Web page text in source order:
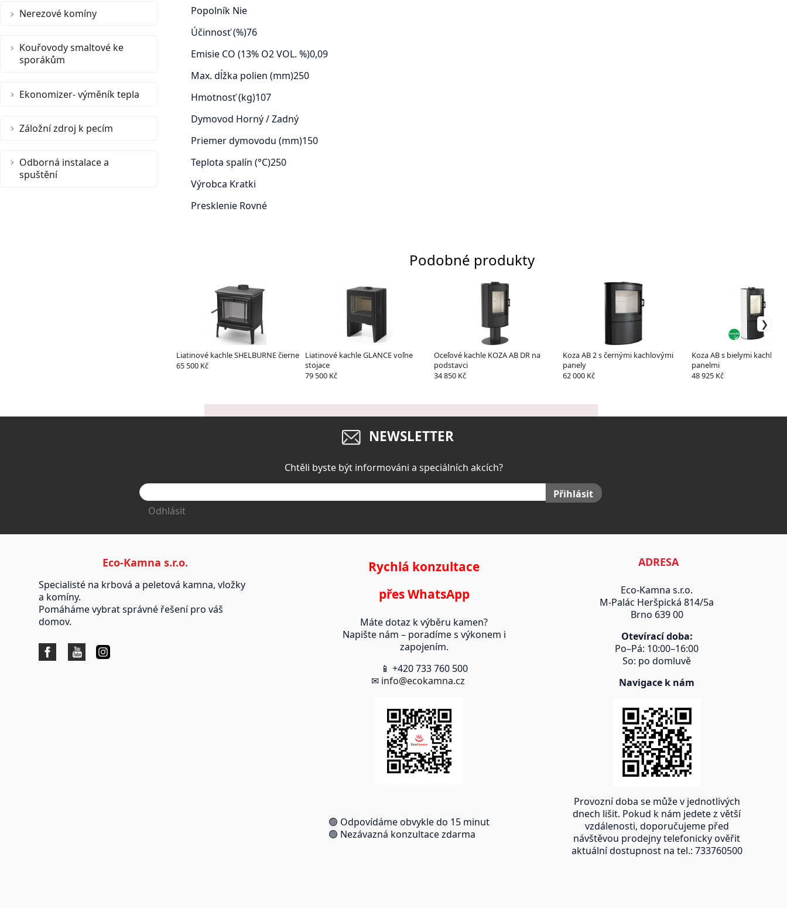
Nerezové komíny
Kouřovody smaltové ke
sporákům
Ekonomizer- výměník tepla
Záložní zdroj k pecím
Odborná instalace a
spuštění
Popolník Nie
Účinnosť (%)76
Emisie CO (13% O2 VOL. %)0,09
Max. dĺžka polien (mm)250
Hmotnosť (kg)107
Dymovod Horný / Zadný
Priemer dymovodu (mm)150
Teplota spalín (°C)250
Výrobca Kratki
Presklenie Rovné
Podobné produkty
Liatinové kachle SHELBURNE čierne
65 500 Kč
Liatinové kachle GLANCE voľne
stojace
79 500 Kč
Oceľové kachle KOZA AB DR na
podstavci
34 850 Kč
Koza AB 2 s černými kachlovými
panely
62 000 Kč
Koza AB s bielymi
panelmi
48 925 Kč
NEWSLETTER
Chtěli byste být informováni a speciálních akcích?
Přihlásit
Odhlásit
Eco-Kamna s.r.o.
Specialisté na krbová a peletová kamna, vložky
a komíny.
Pomáháme vybrat správné řešení pro váš
domov.
Rychlá konzultace
přes WhatsApp
Máte dotaz k výběru kamen?
Napište nám – poradíme s výkonem i
zapojením.
📱 +420 733 760 500
✉ info@ecokamna.cz
🟢 Odpovídáme obvykle do 15 minut
🟢 Nezávazná konzultace zdarma
ADRESA
Eco-Kamna s.r.o.
M-Palác Heršpická 814/5a
Brno 639 00
Otevírací doba:
Po–Pá: 10:00–16:00
So: po domluvě
Navigace k nám
Provozní doba se může v jednotlivých
dnech lišit. Pokud k nám jedete z větší
vzdálenosti, doporučujeme před
návštěvou prodejny telefonicky ověřit
aktuální dostupnost na tel.: 733760500